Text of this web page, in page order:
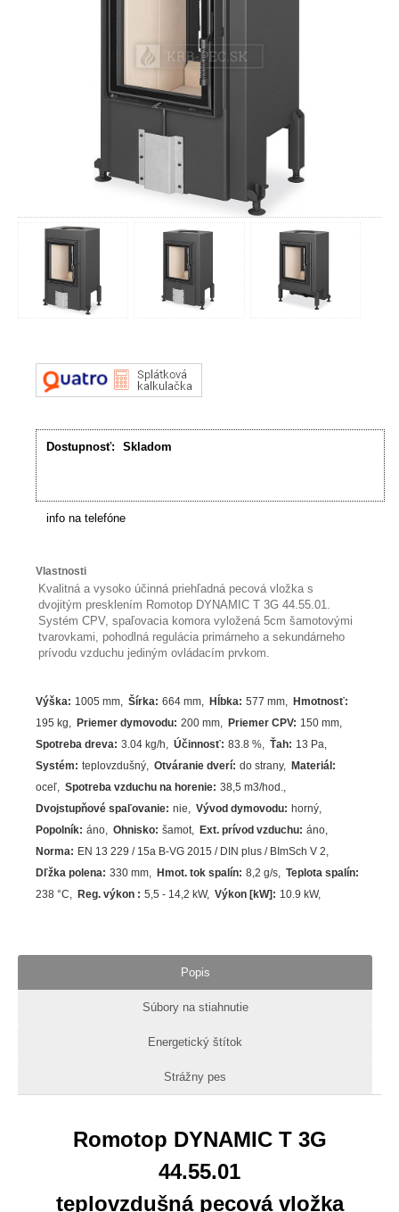
Dostupnosť: Skladom
info na telefóne
Vlastnosti
Kvalitná a vysoko účinná priehľadná pecová vložka s
dvojitým presklením Romotop DYNAMIC T 3G 44.55.01.
Systém CPV, spaľovacia komora vyložená 5cm šamotovými
tvarovkami, pohodlná regulácia primárneho a sekundárneho
prívodu vzduchu jediným ovládacím prvkom.
Výška: 1005 mm Šírka: 664 mm Hĺbka: 577 mm Hmotnosť:
195 kg
Priemer dymovodu: 200 mm Priemer CPV: 150 mm
Spotreba dreva: 3.04 kg/h Účinnosť: 83.8% Ťah: 13 Pa
Systém: teplovzdušný Otváranie dverí: do strany Materiál :
oceľ
Spotreba vzduchu na horenie: 38,5 m3/hod.
Dvojstupňové spaľovanie: nie Vývod dymovodu: horný
Popolník: áno Ohnisko: šamot Ext. prívod vzduchu: áno
Norma: EN 13 229 / 15a B-VG 2015 / DIN plus / BImSch V 2
Dľžka polena: 330 mm Hmot. tok spalín: 8,2 g/s Teplota spalín:
238°C Reg. výkon : 5,5 - 14,2 kW Výkon [kW] : 10.9 kW
Popis
Súbory na stiahnutie
Energetický štítok
Strážny pes
Romotop DYNAMIC T 3G
44.55.01
teplovzdušná pecová vložka